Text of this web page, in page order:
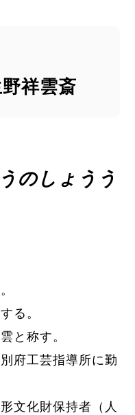
祥雲斎
のしょうう
る。
と称す。
府工芸指導所に勤
文化財保持者（人